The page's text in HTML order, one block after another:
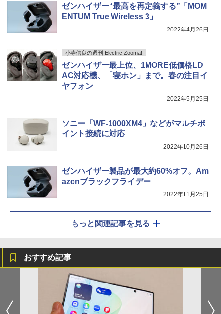
ゼンハイザー“最高を再定義する”「MOM
ENTUM True Wireless 3」
2022年4月26日
小寺信良の週刊 Electric Zooma!
ゼンハイザー最上位、1MORE低価格LD
AC対応機、「寝ホン」まで。春の注目イ
ヤフォン
2022年5月25日
ソニー「WF-1000XM4」などがマルチポ
イント接続に対応
2022年10月26日
ゼンハイザー製品が最大約60%オフ。Am
azonブラックフライデー
2022年11月25日
もっと関連記事を見る
おすすめ記事